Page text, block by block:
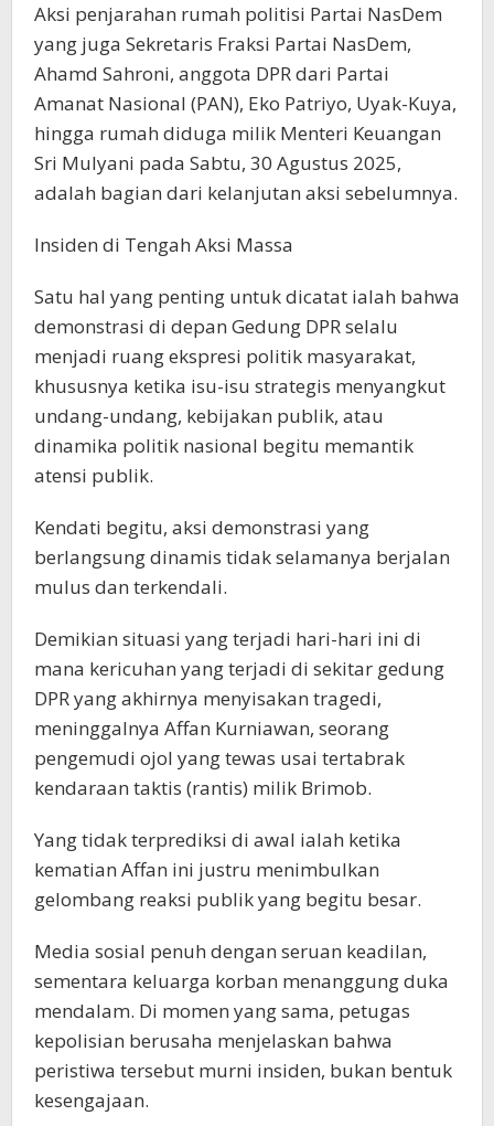
Aksi penjarahan rumah politisi Partai NasDem
yang juga Sekretaris Fraksi Partai NasDem,
Ahamd Sahroni, anggota DPR dari Partai
Amanat Nasional (PAN), Eko Patriyo, Uyak-Kuya,
hingga rumah diduga milik Menteri Keuangan
Sri Mulyani pada Sabtu, 30 Agustus 2025,
adalah bagian dari kelanjutan aksi sebelumnya.
Insiden di Tengah Aksi Massa
Satu hal yang penting untuk dicatat ialah bahwa
demonstrasi di depan Gedung DPR selalu
menjadi ruang ekspresi politik masyarakat,
khususnya ketika isu-isu strategis menyangkut
undang-undang, kebijakan publik, atau
dinamika politik nasional begitu memantik
atensi publik.
Kendati begitu, aksi demonstrasi yang
berlangsung dinamis tidak selamanya berjalan
mulus dan terkendali.
Demikian situasi yang terjadi hari-hari ini di
mana kericuhan yang terjadi di sekitar gedung
DPR yang akhirnya menyisakan tragedi,
meninggalnya Affan Kurniawan, seorang
pengemudi ojol yang tewas usai tertabrak
kendaraan taktis (rantis) milik Brimob.
Yang tidak terprediksi di awal ialah ketika
kematian Affan ini justru menimbulkan
gelombang reaksi publik yang begitu besar.
Media sosial penuh dengan seruan keadilan,
sementara keluarga korban menanggung duka
mendalam. Di momen yang sama, petugas
kepolisian berusaha menjelaskan bahwa
peristiwa tersebut murni insiden, bukan bentuk
kesengajaan.